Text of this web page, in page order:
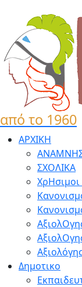
από το 1960
ΑΡΧΙΚΗ
ΣΧΟΛΙΚΑ
Δημοτικο